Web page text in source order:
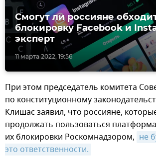
11 марта 2022, 19:56
Смогут ли россияне
блокировку Facebook и
эксперт
При этом председатель комитета
по конституционному
Клишас заявил, что россияне,
продолжать пользоваться
их блокировки Роскомнадзором, не
это ответственности.